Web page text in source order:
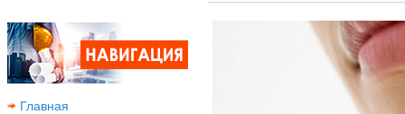
Главная